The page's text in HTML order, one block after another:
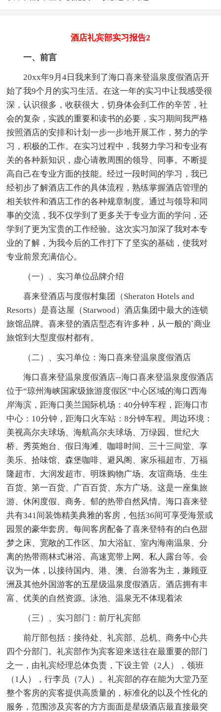
酒店礼宾部实习报告2
一、前言
20xx年9月4日我来到了海口喜来登温泉度假酒店开
始了我9个月的实习生活。在这一年的实习中让我感受很
深，认识很多，收获很大，切身体会到工作的辛苦，社
会的复杂，实践的重要和读书的必要，实习期间我严格
按照酒店的安排和计划一步一步地开展工作，努力的学
习，积极的工作。在实习过程中，我努力学习和专业有
关的各种新知识，虚心请教周围的领导、同事。不断提
高自己在专业方面的技能。经过一段时间的学习，我已
经初步了解酒店工作的具体流程，熟练掌握酒店管理的
相关软件和酒店工作的各种规章制度。通过与领导和同
事的交流，我不仅学到了更多关于专业方面的学问，还
学到了更为宝贵的工作经验。这次实习加深了我对本专
业的了解，为我今后的工作打下了坚实的基础，使我对
专业前景充满信心。
（一）、实习单位品牌介绍
喜来登酒店与度假村集团（Sheraton Hotels and
Resorts）是喜达屋（Starwood）酒店集团中最大的连锁
旅馆品牌。喜来登的酒店型态有许多种，从一般的`商业
旅馆到大型度假村都有。
（二）、实习单位：海口喜来登温泉度假酒店
海口喜来登温泉度假酒店--海口喜来登温泉度假酒店
位于“琼州海峡国家级旅游度假区”中心区域的海口西海
岸海滨，距海口美兰国际机场：40分钟车程，距海口市
中心：10分钟，距海口火车站：8分钟车程。周边环境：
美视高尔夫球场、海航高尔夫球场、万绿园、世纪大
桥、秀英炮台、假日海滩、咖啡时间、三十三间堂、享
美乐、拾味馆、森堡咖啡、避风阁、家乐福超市、万福
隆超市、大润发超市、明珠购物广场、友谊商场、生生
百货、第一百货、广百百货、东方广场。这是一座集旅
游、休闲度假、商务、郁的热带自然风情。海口喜来登
共有341间装饰精美典雅的客房，包括36间可享受海景或
园景的豪华套房。每间客房配备了喜来登特有的白色甜
梦之床、宽敞的工作区、加大浴缸、室内海南温泉、分
离的热带雨林式淋浴、高速宽带上网、私人露台等。会
议为一体，以接待国内、港、澳、台游客为主，兼顾亚
洲及其他外国游客的五星级温泉度假酒店。酒店拥有丰
富、优美的自然资源。泳池、温泉无不体现着浓
（三）、实习部门：前厅礼宾部
前厅部包括：接待处、礼宾部、总机、商务中心共
四个分部门。礼宾部作为宾客迎来送往在最重要的部门
之一，由礼宾经理总体负责，下设主管（2人），领班
（1人），行李员（7人）。礼宾部的存在能为大堂乃至
整个客房的宾客提供高质量的，标准化的以及个性化的
服务，范围涉及宾客的方方面面是星级酒店最直接最突